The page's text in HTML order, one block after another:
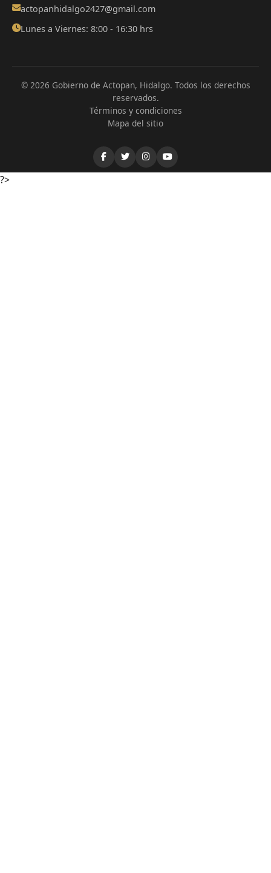
actopanhidalgo2427@gmail.com
Lunes a Viernes: 8:00 - 16:30 hrs
© 2026 Gobierno de Actopan, Hidalgo. Todos los derechos
reservados.
Términos y condiciones
Mapa del sitio
?>